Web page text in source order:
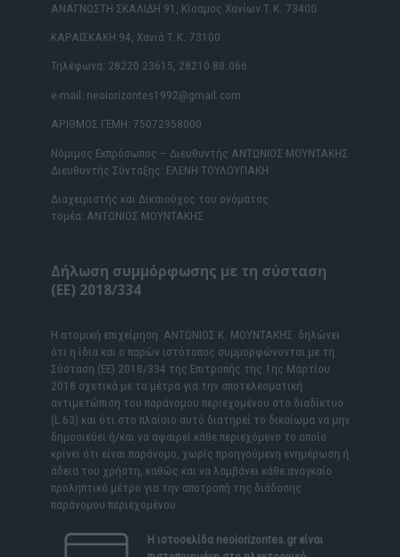
ΑΝΑΓΝΩΣΤΗ ΣΚΑΛΙΔΗ 91, Κίσαμος Χανίων Τ.Κ. 73400
ΚΑΡΑΪΣΚΑΚΗ 94, Χανιά Τ.Κ. 73100
Τηλέφωνα: 28220 23615, 28210 88.066
e-mail: neoiorizontes1992@gmail.com
ΑΡΙΘΜΟΣ ΓΕΜΗ: 75072958000
Νόμιμος Εκπρόσωπος – Διευθυντής ΑΝΤΩΝΙΟΣ ΜΟΥΝΤΑΚΗΣ
Διευθυντής Σύνταξης: ΕΛΕΝΗ ΤΟΥΛΟΥΠΑΚΗ
Διαχειριστής και Δικαιούχος του ονόματος
τομέα: ΑΝΤΩΝΙΟΣ ΜΟΥΝΤΑΚΗΣ
Δήλωση συμμόρφωσης με τη σύσταση
(ΕΕ) 2018/334
Η ατομική επιχείρηση ΑΝΤΩΝΙΟΣ Κ. ΜΟΥΝΤΑΚΗΣ δηλώνει
ότι η ίδια και ο παρών ιστότοπος συμμορφώνονται με τη
Σύσταση (ΕΕ) 2018/334 της Επιτροπής της 1ης Μαρτίου
2018 σχετικά με τα μέτρα για την αποτελεσματική
αντιμετώπιση του παράνομου περιεχομένου στο διαδίκτυο
(L 63) και ότι στο πλαίσιο αυτό διατηρεί το δικαίωμα να μην
δημοσιεύει ή/και να αφαιρεί κάθε περιεχόμενο το οποίο
κρίνει ότι είναι παράνομο, χωρίς προηγούμενη ενημέρωση ή
άδεια του χρήστη, καθώς και να λαμβάνει κάθε αναγκαίο
προληπτικό μέτρο για την αποτροπή της διάδοσης
παράνομου περιεχομένου.
Η ιστοσελίδα neoiorizontes.grείναι